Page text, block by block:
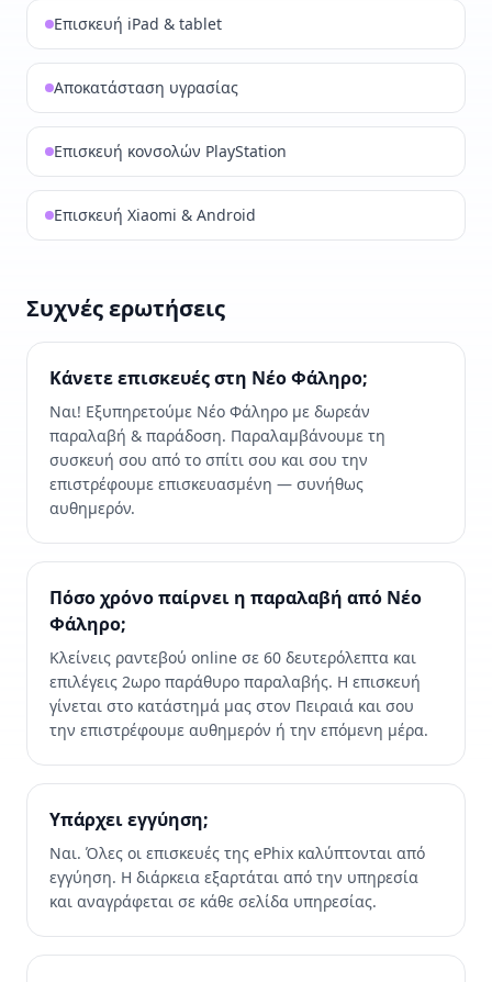
Επισκευή iPad & tablet
Αποκατάσταση υγρασίας
Επισκευή κονσολών PlayStation
Επισκευή Xiaomi & Android
Συχνές ερωτήσεις
Κάνετε επισκευές στη Νέο Φάληρο;
Ναι! Εξυπηρετούμε Νέο Φάληρο με δωρεάν
παραλαβή & παράδοση. Παραλαμβάνουμε τη
συσκευή σου από το σπίτι σου και σου την
επιστρέφουμε επισκευασμένη — συνήθως
αυθημερόν.
Πόσο χρόνο παίρνει η παραλαβή από Νέο
Φάληρο;
Κλείνεις ραντεβού online σε 60 δευτερόλεπτα και
επιλέγεις 2ωρο παράθυρο παραλαβής. Η επισκευή
γίνεται στο κατάστημά μας στον Πειραιά και σου
την επιστρέφουμε αυθημερόν ή την επόμενη μέρα.
Υπάρχει εγγύηση;
Ναι. Όλες οι επισκευές της ePhix καλύπτονται από
εγγύηση. Η διάρκεια εξαρτάται από την υπηρεσία
και αναγράφεται σε κάθε σελίδα υπηρεσίας.